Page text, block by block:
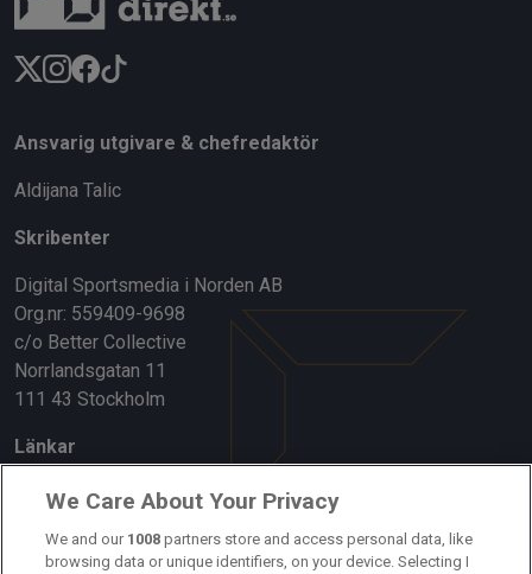
Ansvarig utgivare & chefredaktör
Aldijana Talic
Skribenter
Digital Sportsmedia i Norden AB
Org.nr: 559409-9698
c/o Better Collective
Norrlandsgatan 11
111 43 Stockholm
Länkar
Om oss
Kontakta oss
We Care About Your Privacy
We and our 1008 partners store and access personal data, like
browsing data or unique identifiers, on your device. Selecting I